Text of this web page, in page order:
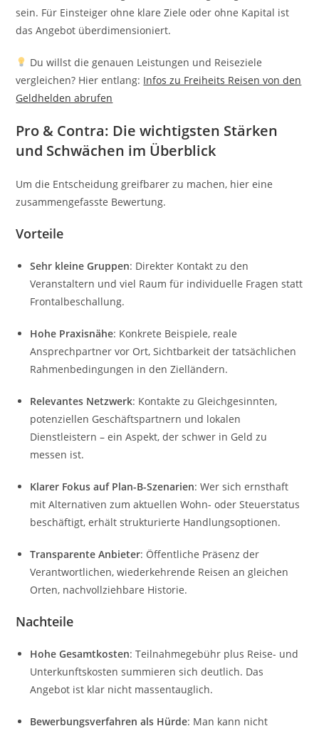
sein. Für Einsteiger ohne klare Ziele oder ohne Kapital ist
das Angebot überdimensioniert.
Du willst die genauen Leistungen und Reiseziele
vergleichen? Hier entlang: Infos zu Freiheits Reisen von den
Geldhelden abrufen
Pro & Contra: Die wichtigsten Stärken
und Schwächen im Überblick
Um die Entscheidung greifbarer zu machen, hier eine
zusammengefasste Bewertung.
Vorteile
Sehr kleine Gruppen: Direkter Kontakt zu den
Veranstaltern und viel Raum für individuelle Fragen statt
Frontalbeschallung.
Hohe Praxisnähe: Konkrete Beispiele, reale
Ansprechpartner vor Ort, Sichtbarkeit der tatsächlichen
Rahmenbedingungen in den Zielländern.
Relevantes Netzwerk: Kontakte zu Gleichgesinnten,
potenziellen Geschäftspartnern und lokalen
Dienstleistern – ein Aspekt, der schwer in Geld zu
messen ist.
Klarer Fokus auf Plan-B-Szenarien: Wer sich ernsthaft
mit Alternativen zum aktuellen Wohn- oder Steuerstatus
beschäftigt, erhält strukturierte Handlungsoptionen.
Transparente Anbieter: Öffentliche Präsenz der
Verantwortlichen, wiederkehrende Reisen an gleichen
Orten, nachvollziehbare Historie.
Nachteile
Hohe Gesamtkosten: Teilnahmegebühr plus Reise- und
Unterkunftskosten summieren sich deutlich. Das
Angebot ist klar nicht massentauglich.
Bewerbungsverfahren als Hürde: Man kann nicht